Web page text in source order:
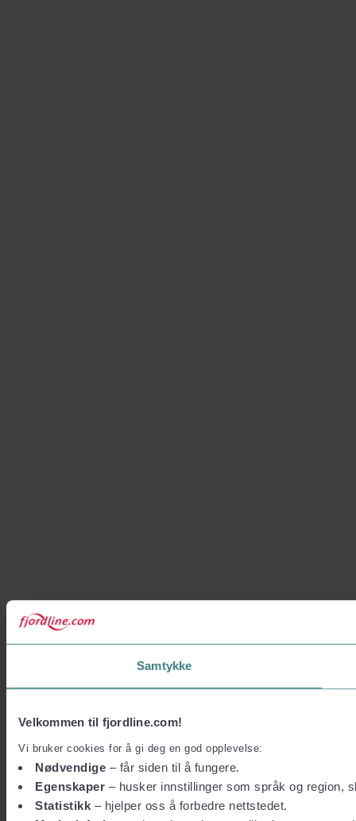
Samtykke
Velkommen til fjordline.com!
Vi bruker cookies for å gi deg en god opplevelse:
Nødvendige – får siden til å fungere.
Egenskaper – husker innstillinger som språk og region,
Statistikk – hjelper oss å forbedre nettstedet.